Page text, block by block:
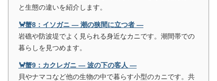
と生態の違いを紹介します。
🦀蟹8：イソガニ ― 潮の狭間に立つ者 ―
岩礁や防波堤でよく見られる身近なカニです。潮間帯での
暮らしを見つめます。
🦀蟹9：カクレガニ ― 波の下の客人 ―
貝やナマコなど他の生物の中で暮らす小型のカニです。共